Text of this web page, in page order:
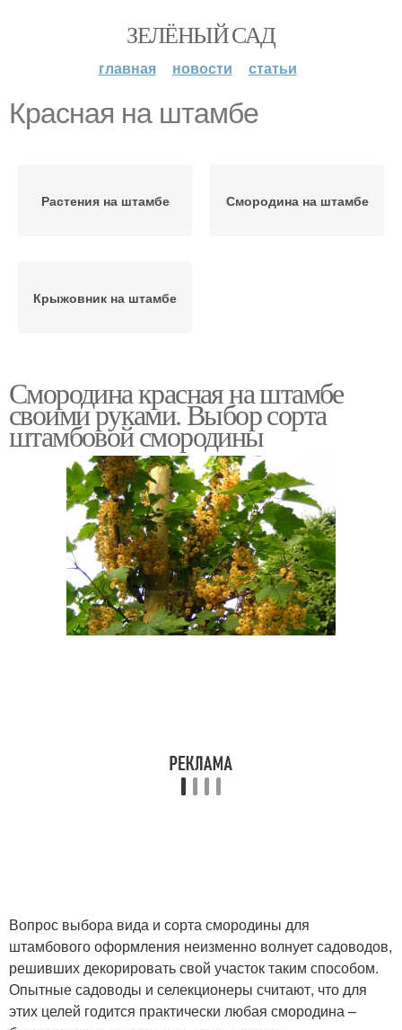
ЗЕЛЁНЫЙ САД
главная новости статьи
Красная на штамбе
Растения на штамбе Смородина на штамбе
Крыжовник на штамбе
Смородина красная на штамбе
своими руками. Выбор сорта
штамбовой смородины
Вопрос выбора вида и сорта смородины для
штамбового оформления неизменно волнует садоводов,
решивших декорировать свой участок таким способом.
Опытные садоводы и селекционеры считают, что для
этих целей годится практически любая смородина –